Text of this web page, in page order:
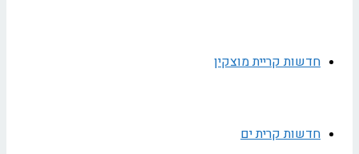
חדשות קריית מוצקין
חדשות קרית ים